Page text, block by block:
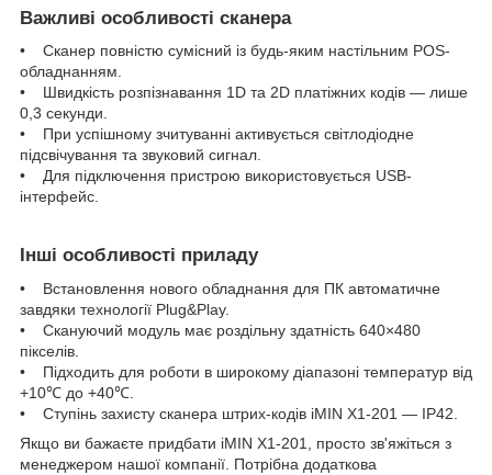
Важливі особливості сканера
• Сканер повністю сумісний із будь-яким настільним POS-
обладнанням.
• Швидкість розпізнавання 1D та 2D платіжних кодів — лише
0,3 секунди.
• При успішному зчитуванні активується світлодіодне
підсвічування та звуковий сигнал.
• Для підключення пристрою використовується USB-
інтерфейс.
Інші особливості приладу
• Встановлення нового обладнання для ПК автоматичне
завдяки технології Plug&Play.
• Скануючий модуль має роздільну здатність 640×480
пікселів.
• Підходить для роботи в широкому діапазоні температур від
+10℃ до +40℃.
• Ступінь захисту сканера штрих-кодів iMIN X1-201 — IP42.
Якщо ви бажаєте придбати iMIN X1-201, просто зв'яжіться з
менеджером нашої компанії. Потрібна додаткова